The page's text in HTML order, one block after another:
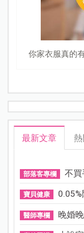
你家衣服真的
最新文章
部落客專欄 不買
寶貝健康
醫師專欄 晚婚